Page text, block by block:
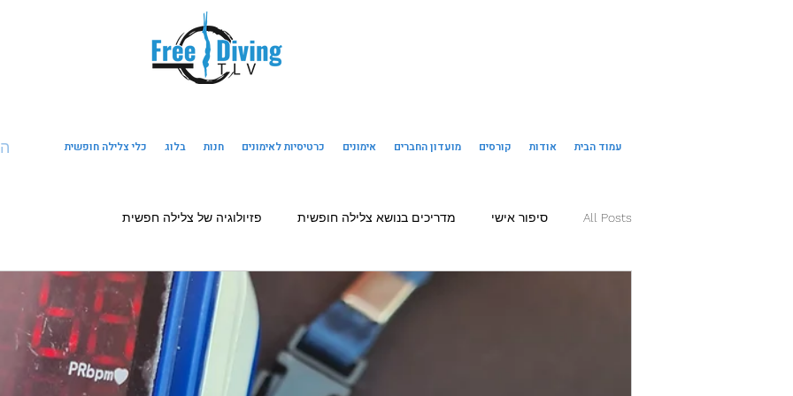
עמוד הבית אודות קורסים מועדון החברים אימונים כרטיסיות לאימונים חנות בלוג כלי צלילה חופשית
All Posts סיפור אישי מדריכים בנושא צלילה חופשית פזיולוגיה של צלילה חפשית